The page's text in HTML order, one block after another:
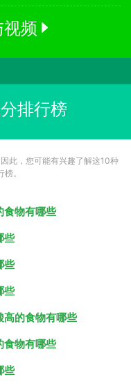
频
排行榜
此，您可能有兴趣了解这10种
。
食物有哪些
些
些
些
高的食物有哪些
食物有哪些
些